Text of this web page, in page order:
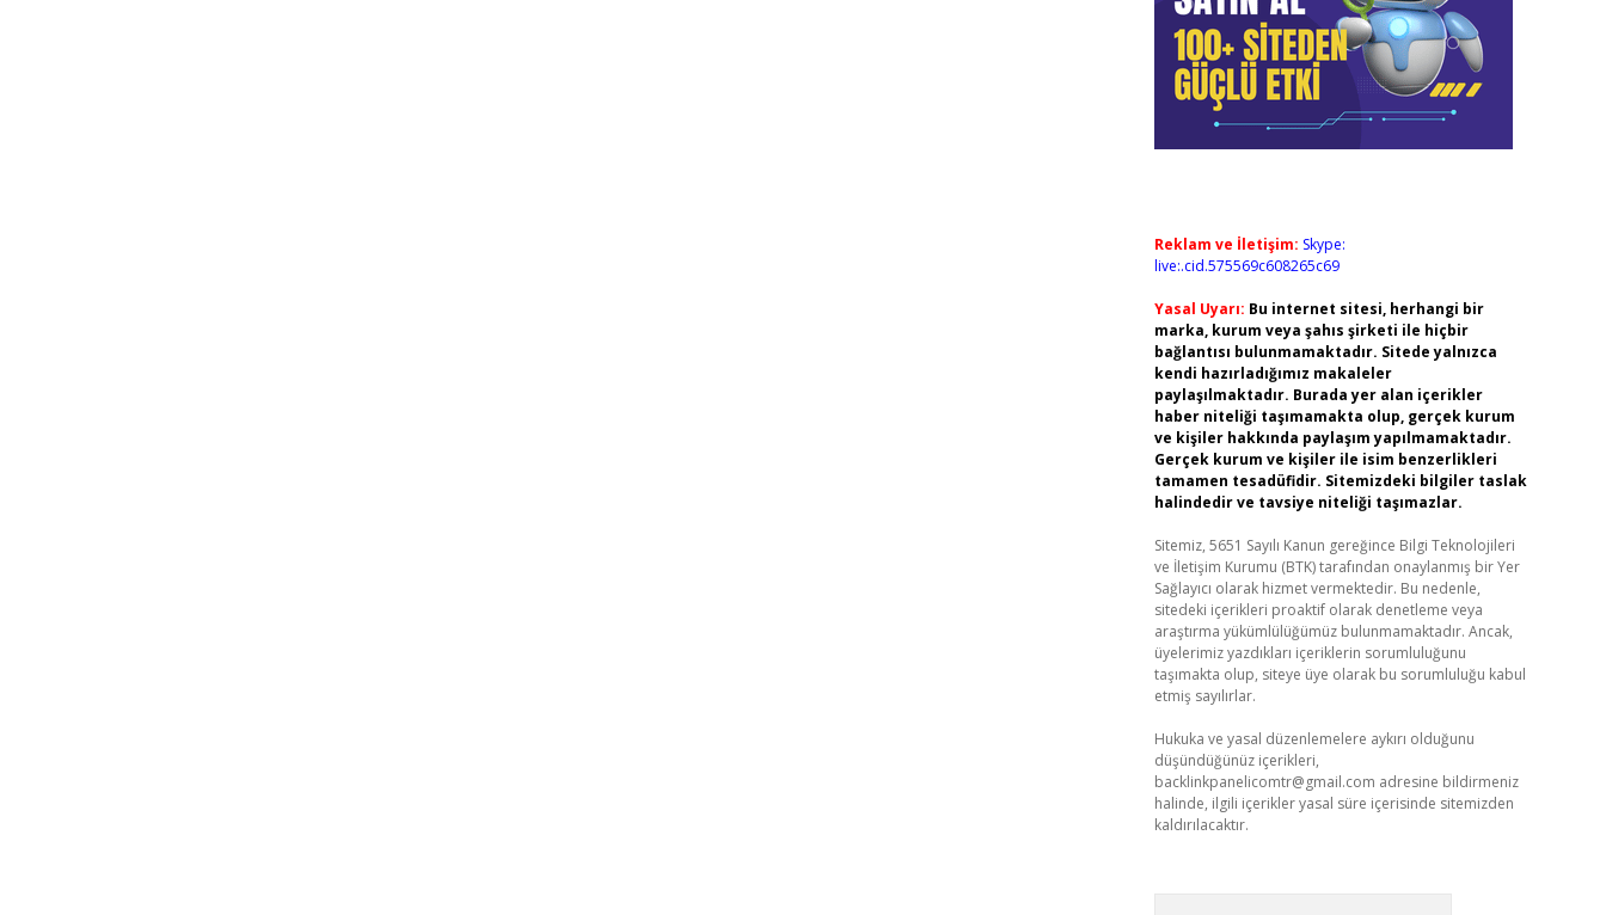
Reklam ve İletişim: Skype:
live:.cid.575569c608265c69
Yasal Uyarı: Bu internet sitesi, herhangi bir
marka, kurum veya şahıs şirketi ile hiçbir
bağlantısı bulunmamaktadır. Sitede yalnızca
kendi hazırladığımız makaleler
paylaşılmaktadır. Burada yer alan içerikler
haber niteliği taşımamakta olup, gerçek kurum
ve kişiler hakkında paylaşım yapılmamaktadır.
Gerçek kurum ve kişiler ile isim benzerlikleri
tamamen tesadüfidir. Sitemizdeki bilgiler taslak
halindedir ve tavsiye niteliği taşımazlar.
Sitemiz, 5651 Sayılı Kanun gereğince Bilgi Teknolojileri
ve İletişim Kurumu (BTK) tarafından onaylanmış bir Yer
Sağlayıcı olarak hizmet vermektedir. Bu nedenle,
sitedeki içerikleri proaktif olarak denetleme veya
araştırma yükümlülüğümüz bulunmamaktadır. Ancak,
üyelerimiz yazdıkları içeriklerin sorumluluğunu
taşımakta olup, siteye üye olarak bu sorumluluğu kabul
etmiş sayılırlar.
Hukuka ve yasal düzenlemelere aykırı olduğunu
düşündüğünüz içerikleri,
backlinkpanelicomtr@gmail.com adresine bildirmeniz
halinde, ilgili içerikler yasal süre içerisinde sitemizden
kaldırılacaktır.